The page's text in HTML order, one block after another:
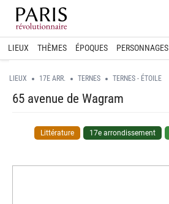
Home
LIEUX THÈMES ÉPOQUES PERSONNAGES
LIEUX 17E ARR. TERNES TERNES - ÉTOILE
65 avenue de Wagram
Littérature 17e arrondissement